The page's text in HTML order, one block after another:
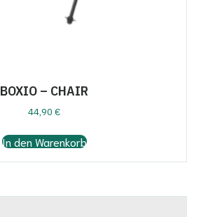
BOXIO – CHAIR
44,90 €
In den Warenkorb